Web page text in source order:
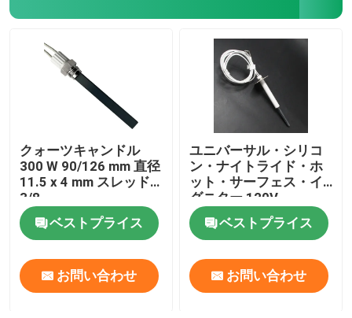
クォーツキャンドル
300 W 90/126 mm 直径
11.5 x 4 mm スレッド
3/8
ベストプライス
お問い合わせ
ユニバーサル・シリコ
ン・ナイトライド・ホ
ット・サーフェス・イ
グニター 120V
ベストプライス
お問い合わせ